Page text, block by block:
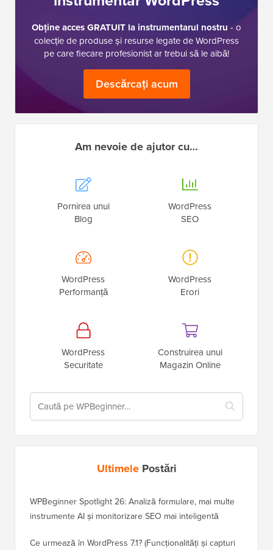
Obține acces GRATUIT la instrumentarul nostru - o
colecție de produse și resurse legate de WordPress
pe care fiecare profesionist ar trebui să le aibă!
Descărcați acum
Am nevoie de ajutor cu…
Pornirea unui
Blog
WordPress
SEO
WordPress
Performanță
WordPress
Erori
WordPress
Securitate
Construirea unui
Magazin Online
UltimelePostări
WPBeginner Spotlight 26: Analiză formulare, mai multe
instrumente AI și monitorizare SEO mai inteligentă
Ce urmează în WordPress 7.1? (Funcționalități și capturi